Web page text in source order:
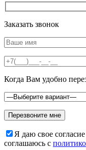
Заказать звонок
Когда Вам удобно
Я даю свое
соглашаюсь с